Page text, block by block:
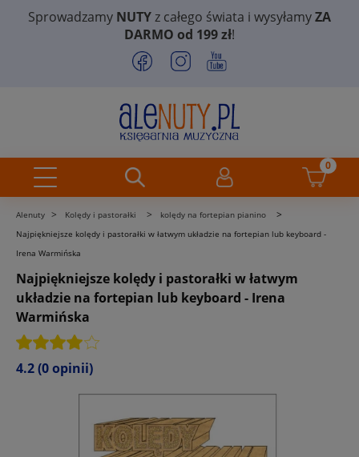
Sprowadzamy NUTYz całego świata i wysyłamyZA
DARMO od 199 zł!
Alenuty > Kolędy i pastorałki > kolędy na fortepian pianino >
Najpiękniejsze kolędy i pastorałki w łatwym układzie na fortepian lub keyboard -
Irena Warmińska
Najpiękniejsze kolędy i pastorałki w łatwym
układzie na fortepian lub keyboard - Irena
Warmińska
4.2(0 opinii)